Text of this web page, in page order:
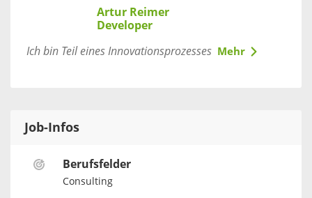
Artur Reimer
Developer
Ich bin Teil eines Innovationsprozesses Mehr
Job-Infos
Berufsfelder
Consulting